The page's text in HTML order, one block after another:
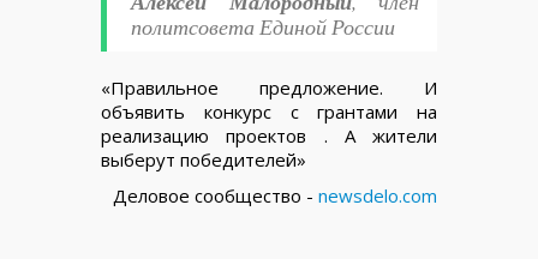
политсовета Единой России
«Правильное предложение. И
объявить конкурс с грантами на
реализацию проектов . А жители
выберут победителей»
Деловое сообщество - newsdelo.com